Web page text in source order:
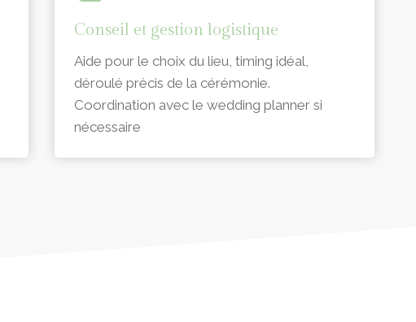
Conseil et gestion logistique
Aide pour le choix du lieu, timing idéal,
déroulé précis de la cérémonie.
Coordination avec le wedding planner si
nécessaire